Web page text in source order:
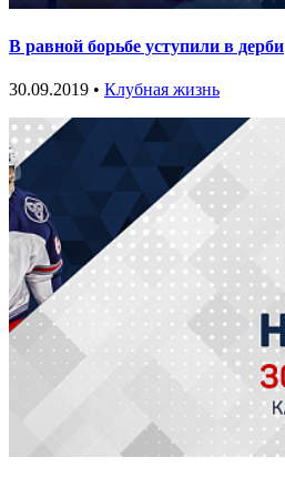
В равной борьбе уступили в дерби
30.09.2019 • Клубная жизнь